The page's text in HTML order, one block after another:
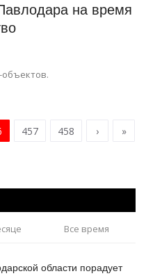
на время
объектов.
457 458 › »
Все время
области порадует